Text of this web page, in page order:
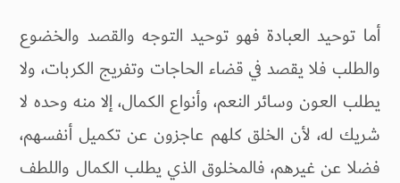
أما توحيد العبادة فهو توحيد التوجه والقصد والخضوع
والطلب فلا يقصد في قضاء الحاجات وتفريج الكربات، ولا
يطلب العون وسائر النعم، وأنواع الكمال، إلا منه وحده لا
شريك له، لأن الخلق كلهم عاجزون عن تكميل أنفسهم،
فضلا عن غيرهم، فالمخلوق الذي يطلب الكمال واللطف